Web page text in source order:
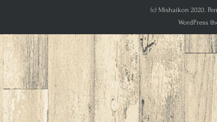
(c) Mishaikon 2020.
WordPress